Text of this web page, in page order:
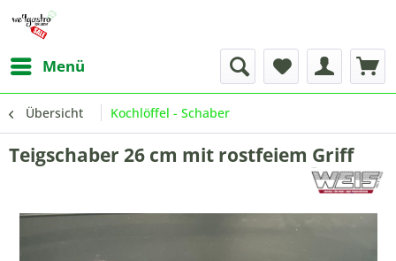
Menü
Übersicht Kochlöffel - Schaber
Teigschaber 26 cm mit rostfeiem Griff